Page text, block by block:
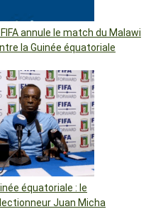
FIFA annule le match du Malawi
la Guinée équatoriale
équatoriale : le
Juan Micha